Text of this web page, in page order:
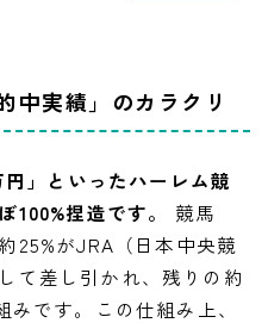
中実績」のカラクリ
円」といったハーレム競
捏造です。
競馬
25%がJRA（日本中央競
て差し引かれ、残りの約
です。この仕組み上、